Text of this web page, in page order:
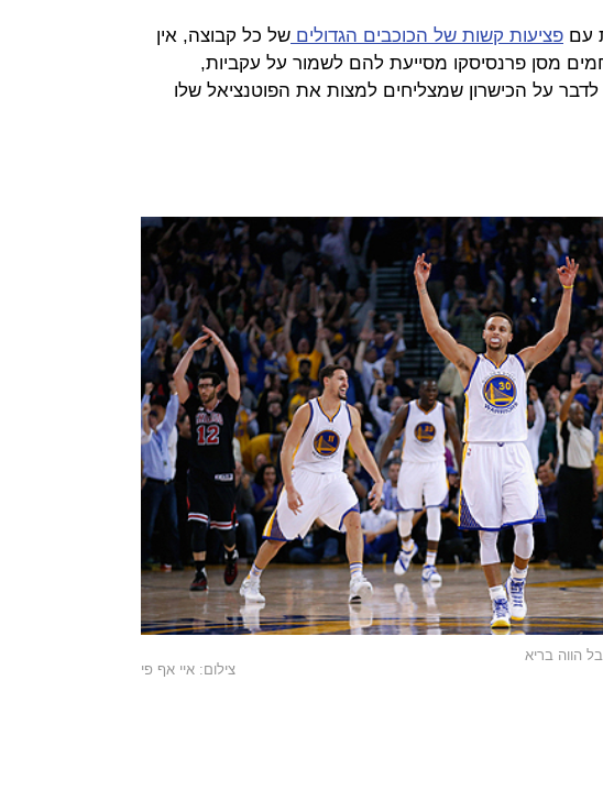
עם פציעות קשות של הכוכבים הגדולים של כל קבוצה, אין
מסן פרנסיסקו מסייעת להם לשמור על עקביות,
על הכישרון שמצליחים למצות את הפוטנציאל שלו
הווה בריא
צילום: איי אף פי